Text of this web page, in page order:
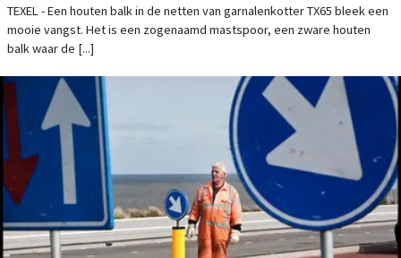
TEXEL - Een houten balk in de netten van garnalenkotter TX65 bleek een
mooie vangst. Het is een zogenaamd mastspoor, een zware houten
balk waar de [...]